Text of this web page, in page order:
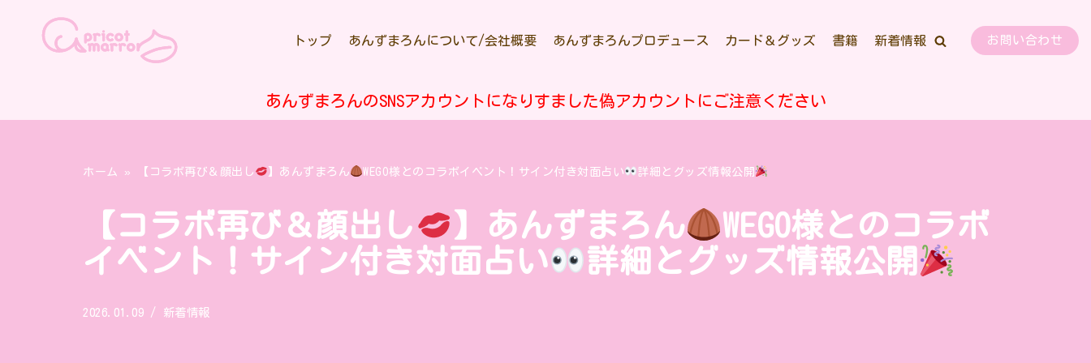
トップ あんずまろんについて/会社概要 あんずまろんプロデュース カード＆グッズ 書籍 新着情報 お問い合わせ
あんずまろんのSNSアカウントになりすました偽アカウントにご注意ください
ホーム » 【コラボ再び＆顔出し 】あんずまろん WEGO様とのコラボイベント！サイン付き対面占い 詳細とグッズ情報公開
【コラボ再び＆顔出し 】あんずまろん
WEGO様とのコラボ
イベント！サイン付き対面占い
詳細とグッズ情報公開
2026.01.09 新着情報